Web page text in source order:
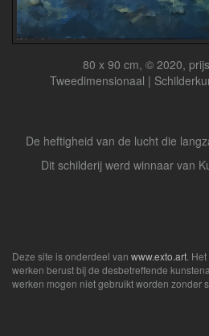
80 x 90 cm, © 2020,
Tweedimensionaal |
De heftigheid van de lucht die
Dit schilderij werd winnaar van
Deze site is onderdeel van www.exto.art.
werken berust bij de desbetreffende
werken mogen niet gebruikt worden zonder